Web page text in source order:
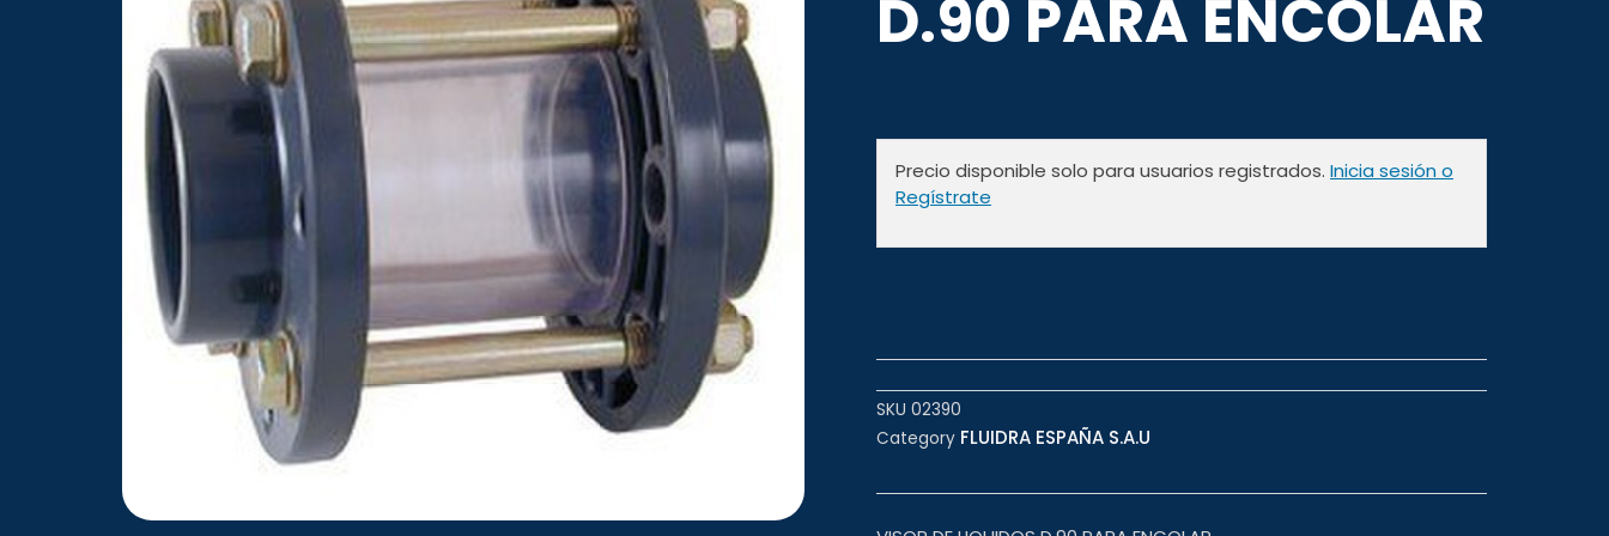
D.90 PARA ENCOLAR
Precio disponible solo para usuarios registrados. Inicia sesión o
Regístrate
SKU 02390
Category FLUIDRA ESPAÑA S.A.U